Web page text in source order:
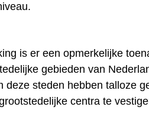
is er een opmerkelijke
gebieden van
deze steden hebben talloze
centra te